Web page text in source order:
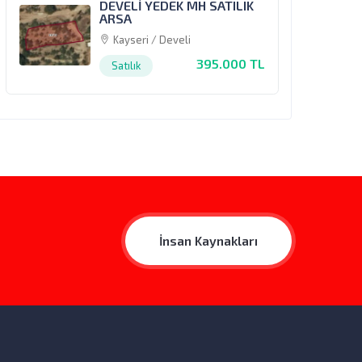
DEVELİ YEDEK MH SATILIK
ARSA
Kayseri / Develi
Satılık
395.000 TL
İnsan Kaynakları